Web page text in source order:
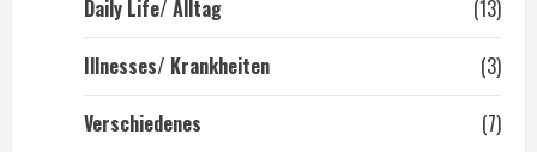
Daily Life/ Alltag
(13)
Illnesses/ Krankheiten
(3)
Verschiedenes
(7)